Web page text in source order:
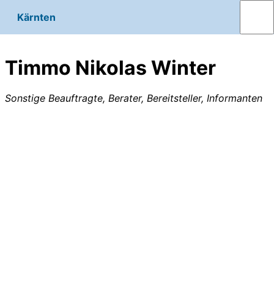
Kärnten
Timmo Nikolas Winter
Sonstige Beauftragte, Berater, Bereitsteller, Informanten